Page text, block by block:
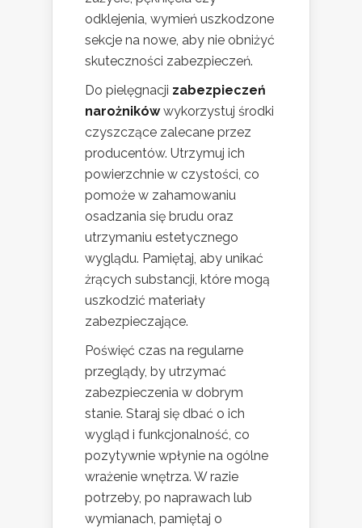
odklejenia, wymień uszkodzone
sekcje na nowe, aby nie obniżyć
skuteczności zabezpieczeń.
Do pielęgnacji zabezpieczeń
narożnikówwykorzystuj środki
czyszczące zalecane przez
producentów. Utrzymuj ich
powierzchnie w czystości, co
pomoże w zahamowaniu
osadzania się brudu oraz
utrzymaniu estetycznego
wyglądu. Pamiętaj, aby unikać
żrących substancji, które mogą
uszkodzić materiały
zabezpieczające.
Poświęć czas na regularne
przeglądy, by utrzymać
zabezpieczenia w dobrym
stanie. Staraj się dbać o ich
wygląd i funkcjonalność, co
pozytywnie wpłynie na ogólne
wrażenie wnętrza. W razie
potrzeby, po naprawach lub
wymianach, pamiętaj o